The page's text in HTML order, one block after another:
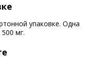
упаковке. Одна
мг.